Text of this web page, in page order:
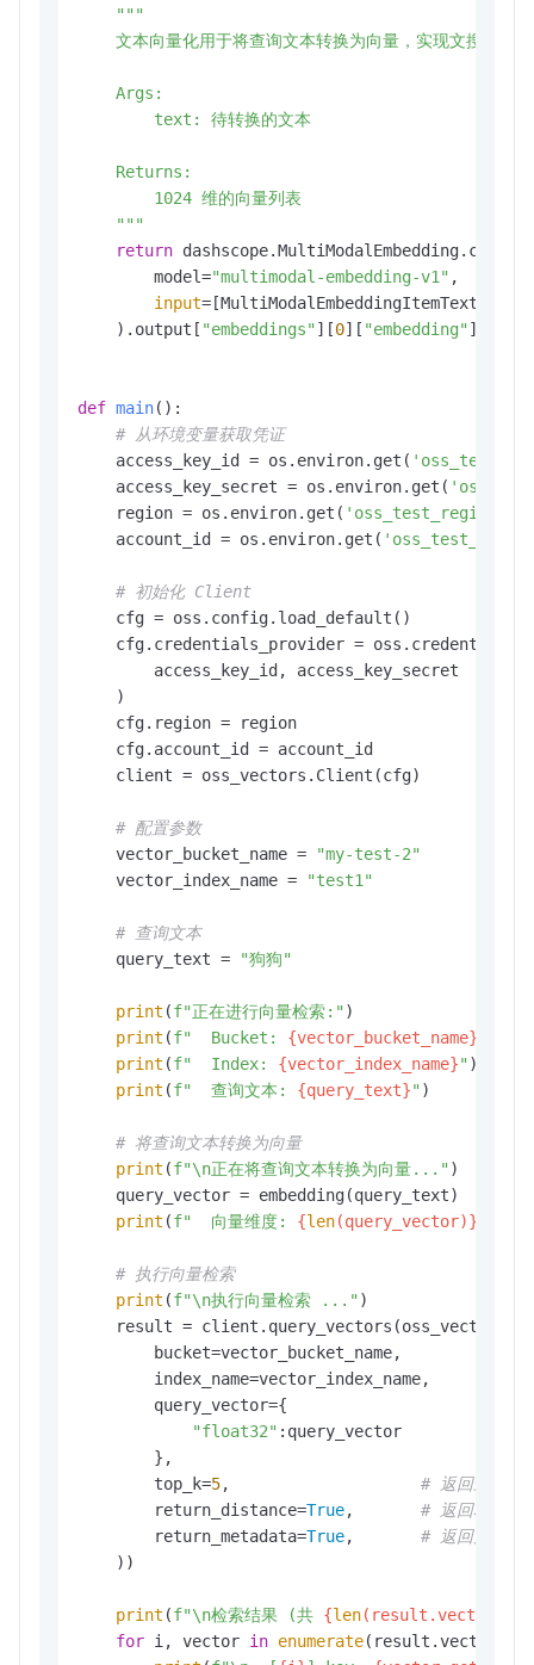
"""
    文本向量化用于将查询文本转换为向量，实现文搜图能力
    Args:
        text: 待转换的文本
    Returns:
        1024 维的向量列表
    """
return dashscope.MultiModalEmbedding.call(
        model=
"multimodal-embedding-v1" ,
input
    ).output[
"embeddings" ][0][ "embedding" ]
def main():
# 从环境变量获取凭证
    access_key_id = os.environ.get(
    access_key_secret = os.environ.get(
    region = os.environ.get(
'oss_test_region'
    account_id = os.environ.get(
# 初始化 Client
    cfg = oss.config.load_default()
cfg.credentials_provider =
        access_key_id, access_key_secret
    )
    cfg.region = region
    cfg.account_id = account_id
    client = oss_vectors.Client(cfg)
# 配置参数
    vector_bucket_name =
"my-test-2"
    vector_index_name =
"test1"
# 查询文本
    query_text =
"狗狗"
print (f"正在进行向量检索:" )
print (f"  Bucket: {vector_bucket_name}
print (f"  Index: {vector_index_name}" )
print (f"  查询文本: {query_text}" )
# 将查询文本转换为向量
print (f"\n正在将查询文本转换为向量..." )
    query_vector = embedding(query_text)
print (f"  向量维度: {len(query_vector)}
# 执行向量检索
print (f"\n执行向量检索 ..." )
result =
        bucket=vector_bucket_name,
        index_name=vector_index_name,
        query_vector={
"float32" :query_vector
        },
        top_k=
5, # 返回最相似
        return_distance=
True, # 返回相似度
        return_metadata=
True, # 返回元数据
    ))
print (f"\n检索结果 (共 {len(result.vectors)}
for i, vector in enumerate(result.vectors,